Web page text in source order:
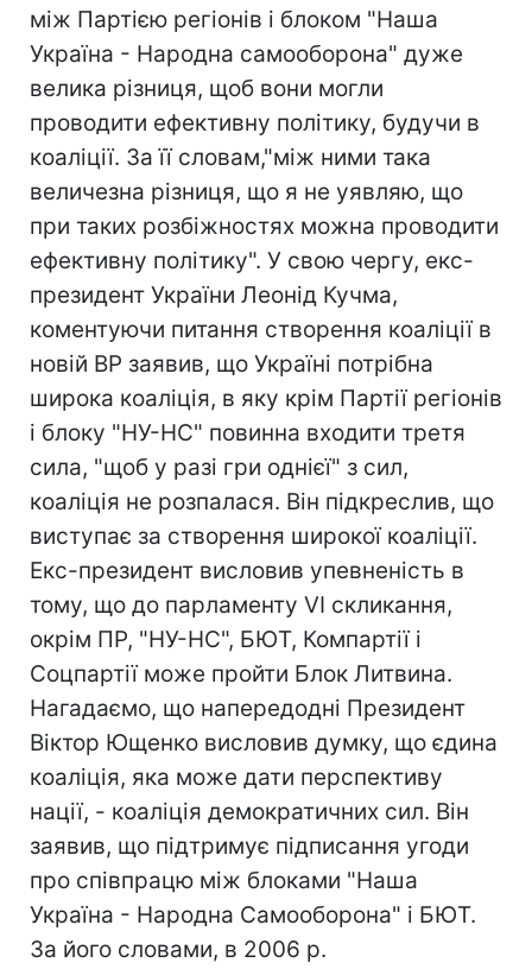
між Партією регіонів і блоком "Наша
Україна - Народна самооборона" дуже
велика різниця, щоб вони могли
проводити ефективну політику, будучи в
коаліції. За її словам,"між ними така
величезна різниця, що я не уявляю, що
при таких розбіжностях можна проводити
ефективну політику". У свою чергу, екс-
президент України Леонід Кучма,
коментуючи питання створення коаліції в
новій ВР заявив, що Україні потрібна
широка коаліція, в яку крім Партії регіонів
і блоку "НУ-НС" повинна входити третя
сила, "щоб у разі гри однієї" з сил,
коаліція не розпалася. Він підкреслив, що
виступає за створення широкої коаліції.
Екс-президент висловив упевненість в
тому, що до парламенту VI скликання,
окрім ПР, "НУ-НС", БЮТ, Компартії і
Соцпартії може пройти Блок Литвина.
Нагадаємо, що напередодні Президент
Віктор Ющенко висловив думку, що єдина
коаліція, яка може дати перспективу
нації, - коаліція демократичних сил. Він
заявив, що підтримує підписання угоди
про співпрацю між блоками "Наша
Україна - Народна Самооборона" і БЮТ.
За його словами, в 2006 р.